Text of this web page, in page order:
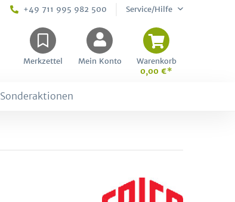
+49 711 995 982 500 Service/Hilfe
Merkzettel Mein Konto
Warenkorb
0,00 €*
Sonderaktionen